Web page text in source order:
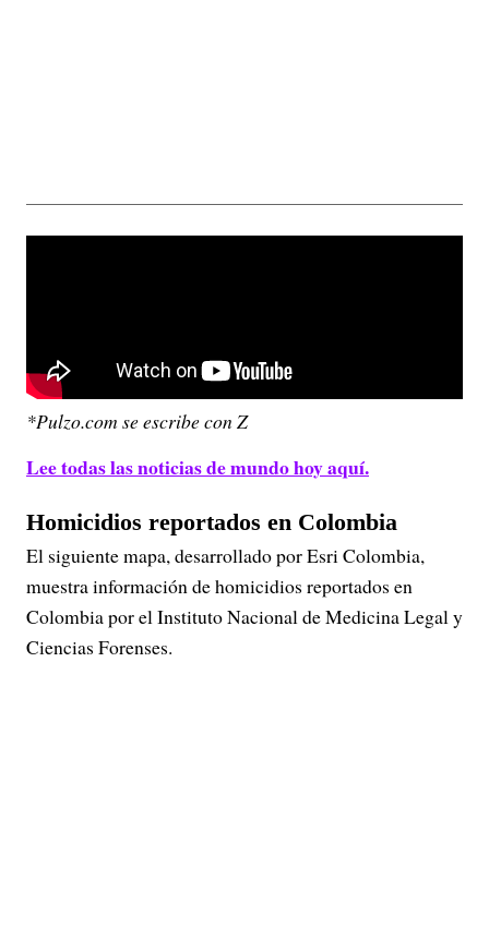
*Pulzo.com se escribe con Z
Lee todas las noticias de mundo hoy aquí.
Homicidios reportados en Colombia
El siguiente mapa, desarrollado por Esri Colombia,
muestra información de homicidios reportados en
Colombia por el Instituto Nacional de Medicina Legal y
Ciencias Forenses.